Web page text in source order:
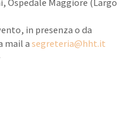
Ospedale Maggiore (Largo
in presenza o da
mail asegreteria@hht.it